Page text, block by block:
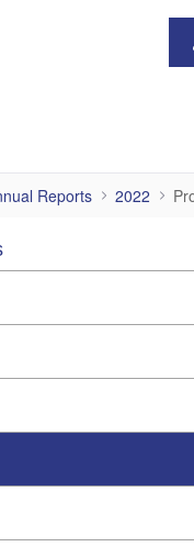
Reports 2022